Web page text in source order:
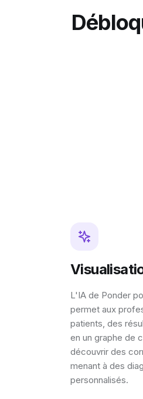
L'IA de Ponder
permet aux
patients, des
en un graphe de
découvrir des
menant à des
personnalisés.